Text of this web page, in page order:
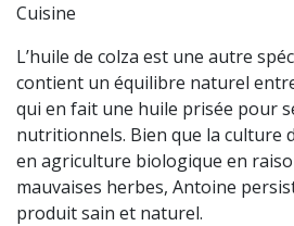
Cuisine
L’huile de colza est une autre
contient un équilibre naturel
qui en fait une huile prisée pour
nutritionnels. Bien que la culture
en agriculture biologique en
mauvaises herbes, Antoine
produit sain et naturel.